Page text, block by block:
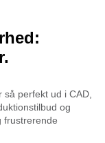
perfekt ud i CAD,
og
frustrerende